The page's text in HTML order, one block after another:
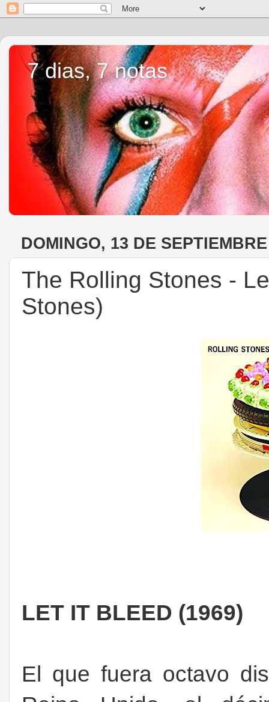
7 dias, 7 notas
DOMINGO, 13 DE
The Rolling Stones -
Stones)
LET IT BLEED (1969)
El que fuera octavo